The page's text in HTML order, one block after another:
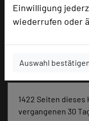
Einwilligung
wiederrufen oder
Auswahl
Besonders
1422 Seiten
vergangenen 30